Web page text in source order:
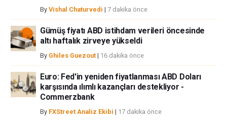
bilgilerin kullanımı nedeniyle doğrudan yada dolaylı olarak ortaya
çıkabilecek herhangi bir kar kaybı herhangi bir sınırlama olmaksızın
herhangi bir kayıp ya da hasar için sorumluluk kabul etmemektedir.
By Vishal Chaturvedi | 7 dakika önce
Gümüş fiyatı ABD istihdam verileri öncesinde
altı haftalık zirveye yükseldi
By Ghiles Guezout | 16 dakika önce
Euro: Fed'in yeniden fiyatlanması ABD Doları
karşısında ılımlı kazançları destekliyor -
Commerzbank
By FXStreet Analiz Ekibi | 17 dakika önce